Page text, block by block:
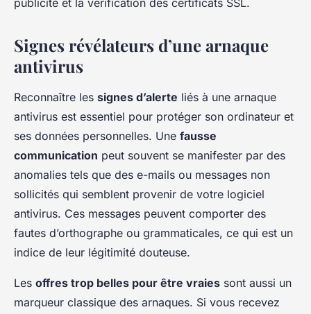
publicité et la vérification des certificats SSL.
Signes révélateurs d’une arnaque
antivirus
Reconnaître les signes d’alerte liés à une arnaque
antivirus est essentiel pour protéger son ordinateur et
ses données personnelles. Une fausse
communication peut souvent se manifester par des
anomalies tels que des e-mails ou messages non
sollicités qui semblent provenir de votre logiciel
antivirus. Ces messages peuvent comporter des
fautes d’orthographe ou grammaticales, ce qui est un
indice de leur légitimité douteuse.
Les offres trop belles pour être vraies sont aussi un
marqueur classique des arnaques. Si vous recevez